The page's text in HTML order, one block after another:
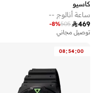
كاسيو
ساعة أنالوج --
469
505
-8%
توصيل مجاني
08:54:00